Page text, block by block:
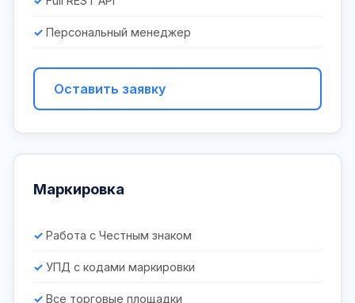
Персональный менеджер
Оставить заявку
Маркировка
Работа с Честным знаком
УПД с кодами маркировки
Все торговые площадки